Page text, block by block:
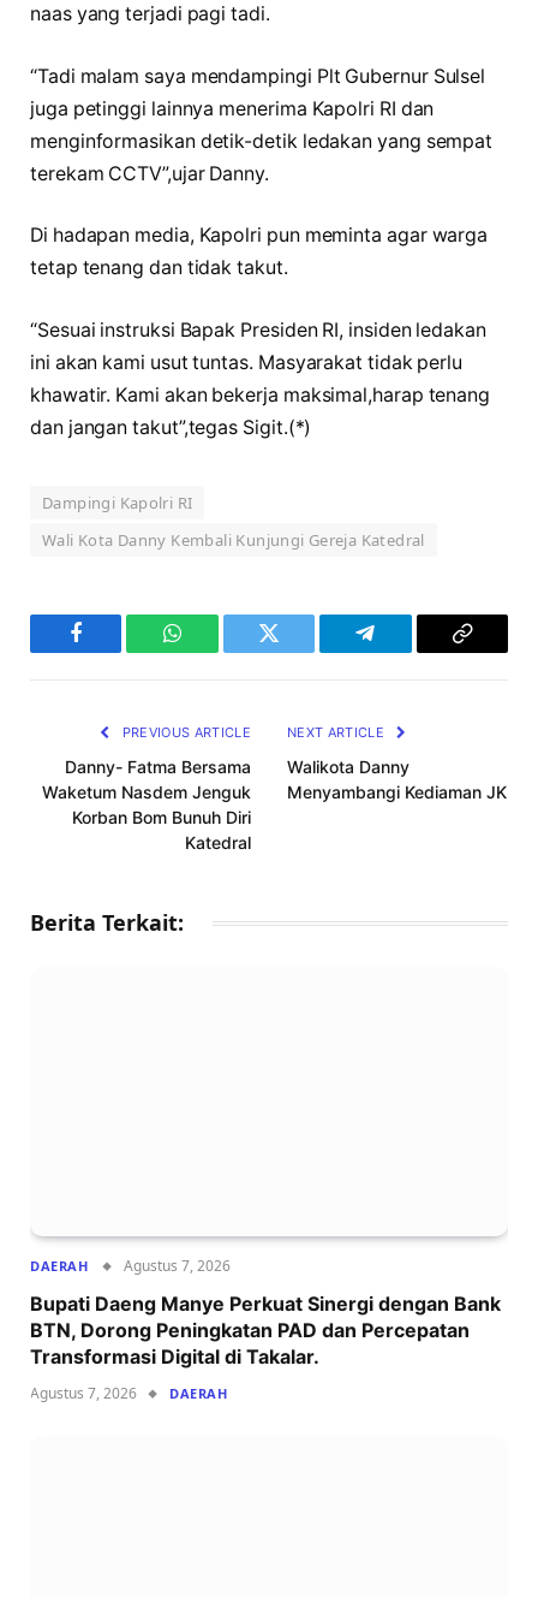
naas yang terjadi pagi tadi.
“Tadi malam saya mendampingi Plt Gubernur Sulsel
juga petinggi lainnya menerima Kapolri RI dan
menginformasikan detik-detik ledakan yang sempat
terekam CCTV”,ujar Danny.
Di hadapan media, Kapolri pun meminta agar warga
tetap tenang dan tidak takut.
“Sesuai instruksi Bapak Presiden RI, insiden ledakan
ini akan kami usut tuntas. Masyarakat tidak perlu
khawatir. Kami akan bekerja maksimal,harap tenang
dan jangan takut”,tegas Sigit.(*)
Dampingi Kapolri RI
Wali Kota Danny Kembali Kunjungi Gereja Katedral
Facebook WhatsAppTwitter Telegram
Copy
PREVIOUS ARTICLE
Danny- Fatma Bersama
Waketum Nasdem Jenguk
Korban Bom Bunuh Diri
Katedral
NEXT ARTICLE
Walikota Danny
Menyambangi Kediaman JK
Berita Terkait:
DAERAH Agustus 7, 2026
Bupati Daeng Manye Perkuat Sinergi dengan Bank
BTN, Dorong Peningkatan PAD dan Percepatan
Transformasi Digital di Takalar.
Agustus 7, 2026 DAERAH